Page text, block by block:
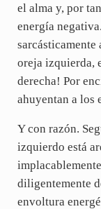
el alma y, por
energía
sarcásticamente
oreja izquierda,
derecha! Por
ahuyentan a los
Y con razón.
izquierdo está
diligentemente
envoltura